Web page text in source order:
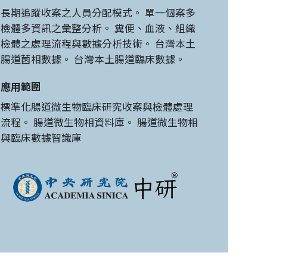
長期追蹤收案之人員分配模式。 單一個案多
檢體多資訊之彙整分析。 糞便、血液、組織
檢體之處理流程與數據分析技術。 台灣本土
腸道菌相數據。 台灣本土腸道臨床數據。
應用範圍
標準化腸道微生物臨床研究收案與檢體處理
流程。 腸道微生物相資料庫。 腸道微生物相
與臨床數據智識庫